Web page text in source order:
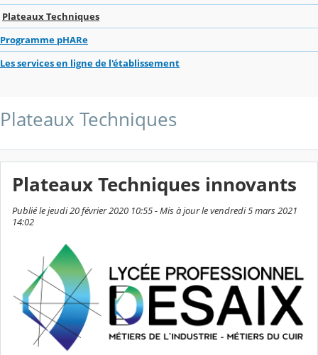
Plateaux Techniques
Programme pHARe
Les services en ligne de l'établissement
Plateaux Techniques
Plateaux Techniques innovants
Publié le jeudi 20 février 2020 10:55 - Mis à jour le vendredi 5 mars 2021
14:02